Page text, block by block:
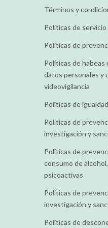
Términos y
Políticas de
Políticas de
Políticas de
datos personales y
videovigilancia
Políticas de
Políticas de
investigación y
Políticas de
consumo de
psicoactivas
Políticas de
investigación y
Políticas de